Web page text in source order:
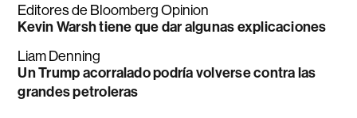
Editores de Bloomberg Opinion
Kevin Warsh tiene que dar algunas explicaciones
Liam Denning
Un Trump acorralado podría volverse contra las
grandes petroleras